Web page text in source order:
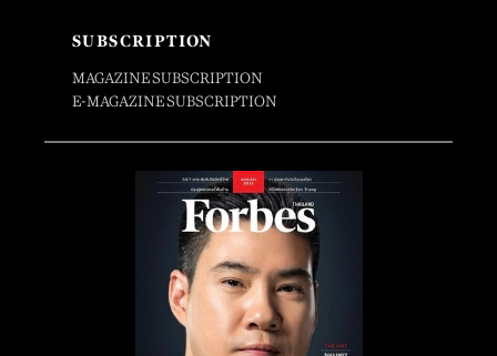
SUBSCRIPTION
MAGAZINE SUBSCRIPTION
E-MAGAZINE SUBSCRIPTION